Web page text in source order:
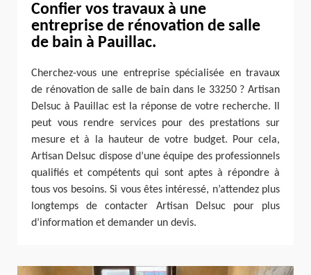
Confier vos travaux à une
entreprise de rénovation de salle
de bain à Pauillac.
Cherchez-vous une entreprise spécialisée en travaux
de rénovation de salle de bain dans le 33250 ? Artisan
Delsuc à Pauillac est la réponse de votre recherche. Il
peut vous rendre services pour des prestations sur
mesure et à la hauteur de votre budget. Pour cela,
Artisan Delsuc dispose d’une équipe des professionnels
qualifiés et compétents qui sont aptes à répondre à
tous vos besoins. Si vous êtes intéressé, n’attendez plus
longtemps de contacter Artisan Delsuc pour plus
d’information et demander un devis.